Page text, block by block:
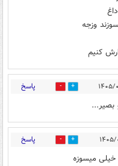
و‌زجه
کنیم
2 پاسخ
بصیر...
1 پاسخ
خیلی میسوزه